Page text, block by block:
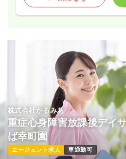
株式会社かるみあ
重症心身障害放課後デイ
ば幸町園
エージェント求人 車通勤可